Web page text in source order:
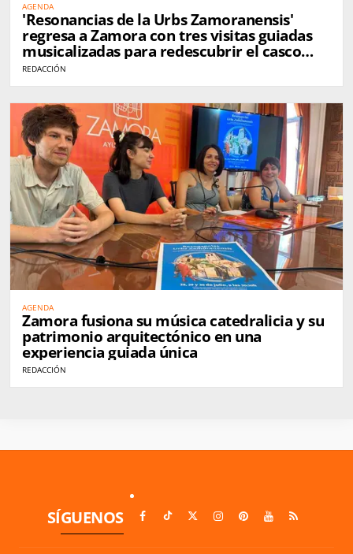
AGENDA
'Resonancias de la Urbs Zamoranensis'
regresa a Zamora con tres visitas guiadas
musicalizadas para redescubrir el casco
histórico
REDACCIÓN
AGENDA
Zamora fusiona su música catedralicia y su
patrimonio arquitectónico en una
experiencia guiada única
REDACCIÓN
SÍGUENOS